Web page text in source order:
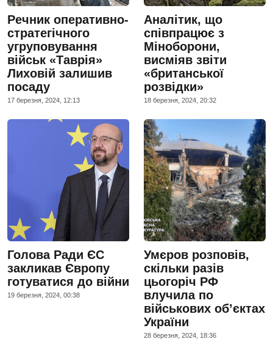
Речник оперативно-
стратегічного
угруповування
військ «Таврія»
Лиховій залишив
посаду
17 березня, 2024, 12:13
Аналітик, що
співпрацює з
Міноборони,
висміяв звіти
«британської
розвідки»
18 березня, 2024, 20:32
Голова Ради ЄС
закликав Європу
готуватися до війни
19 березня, 2024, 00:38
Умєров розповів,
скільки разів
цьогоріч РФ
влучила по
військових об’єктах
України
28 березня, 2024, 18:36